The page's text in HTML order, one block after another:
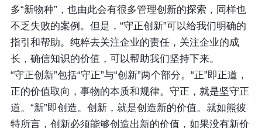
多“新物种”，也由此会有很多管理创新的探索，同样也
不乏失败的案例。但是，“守正创新”可以给我们明确的
指引和帮助。纯粹去关注企业的责任，关注企业的成
长，确信知识的价值，可以帮助我们坚持下来。
“守正创新”包括“守正”与“创新”两个部分。“正”即正道，
正的价值取向，事物的本质和规律。守正，就是坚守正
道。“新”即创造。创新，就是创造新的价值。就如熊彼
特所言，创新必须能够创造出新的价值，如果没有新价